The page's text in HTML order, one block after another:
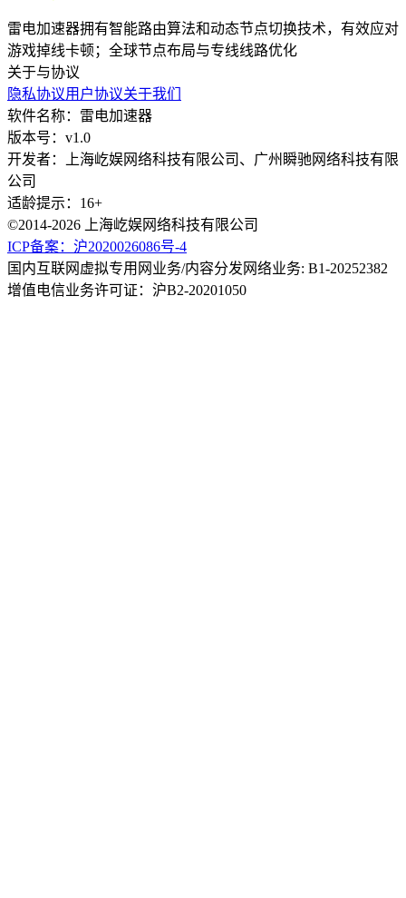
雷电加速器拥有智能路由算法和动态节点切换技术，有效应对
游戏掉线卡顿；全球节点布局与专线线路优化
关于与协议
隐私协议用户协议关于我们
软件名称：雷电加速器
版本号：v1.0
开发者：上海屹娱网络科技有限公司、广州瞬驰网络科技有限
公司
适龄提示：16+
©2014-2026 上海屹娱网络科技有限公司
ICP备案：沪2020026086号-4
国内互联网虚拟专用网业务/内容分发网络业务: B1-20252382
增值电信业务许可证：沪B2-20201050